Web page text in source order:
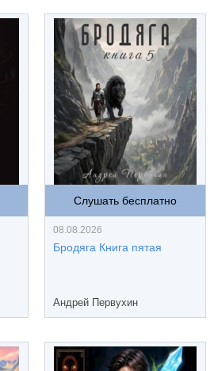
Слушать бесплатно
08.08.2026
Бродяга Книга пятая
Андрей Первухин